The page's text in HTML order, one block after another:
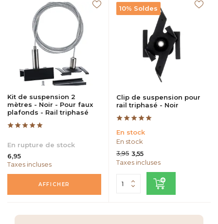
Kit de suspension 2
mètres - Noir - Pour faux
plafonds - Rail triphasé
En rupture de stock
6,95
Taxes incluses
AFFICHER
10% Soldes
Clip de suspension pour
rail triphasé - Noir
En stock
En stock
3,95 3,55
Taxes incluses